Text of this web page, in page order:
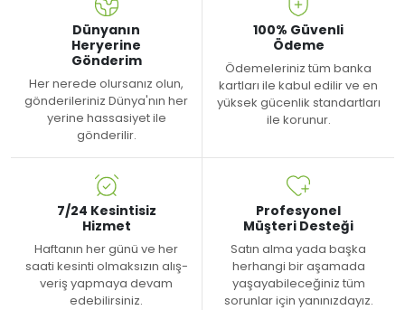
Dünyanın
Heryerine
Gönderim
Her nerede olursanız olun,
gönderileriniz Dünya'nın her
yerine hassasiyet ile
gönderilir.
100% Güvenli
Ödeme
Ödemeleriniz tüm banka
kartları ile kabul edilir ve en
yüksek gücenlik standartları
ile korunur.
7/24 Kesintisiz
Hizmet
Haftanın her günü ve her
saati kesinti olmaksızın alış-
veriş yapmaya devam
edebilirsiniz.
Profesyonel
Müşteri Desteği
Satın alma yada başka
herhangi bir aşamada
yaşayabileceğiniz tüm
sorunlar için yanınızdayız.